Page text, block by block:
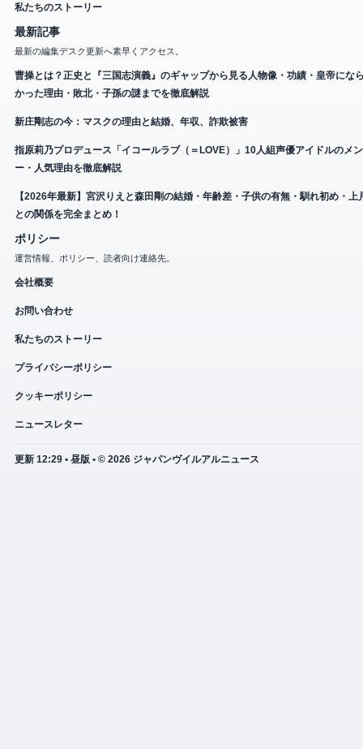
私たちのストーリー
最新記事
最新の編集デスク更新へ素早くアクセス。
曹操とは？正史と『三国志演義』のギャップから見る人物像・功績・皇帝にな
かった理由・敗北・子孫の謎までを徹底解説
新庄剛志の今：マスクの理由と結婚、年収、詐欺被害
指原莉乃プロデュース「イコールラブ（＝LOVE）」10人組声優アイドルのメ
ー・人気理由を徹底解説
【2026年最新】宮沢りえと森田剛の結婚・年齢差・子供の有無・馴れ初め・上
との関係を完全まとめ！
ポリシー
運営情報、ポリシー、読者向け連絡先。
会社概要
お問い合わせ
私たちのストーリー
プライバシーポリシー
クッキーポリシー
ニュースレター
更新 12:29 • 昼版 • © 2026 ジャパンヴイルアルニュース